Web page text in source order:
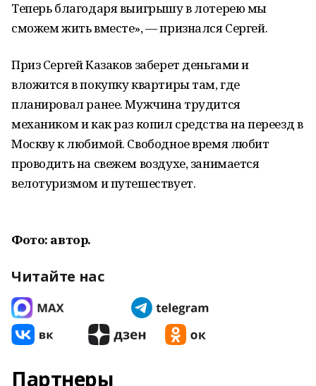
Теперь благодаря выигрышу в лотерею мы
сможем жить вместе», — признался Сергей.
Приз Сергей Казаков заберет деньгами и
вложится в покупку квартиры там, где
планировал ранее. Мужчина трудится
механиком и как раз копил средства на переезд в
Москву к любимой. Свободное время любит
проводить на свежем воздухе, занимается
велотуризмом и путешествует.
Фото: автор.
Читайте нас
Партнеры